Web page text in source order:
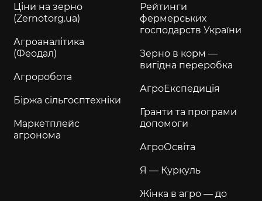
Ціни на зерно
(Zernotorg.ua)
Агроаналітика
(Феодал)
Агроробота
Біржа сільгосптехніки
Маркетплейс
агронома
Рейтинги
фермерських
господарств України
Зерно в корм —
вигідна переробка
АгроЕкспедиція
Гранти та програми
допомоги
АгроОсвіта
Я — Куркуль
Жінка в агро — до